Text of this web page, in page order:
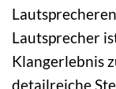
Lautsprecher
Klangerlebnis
detailreiche